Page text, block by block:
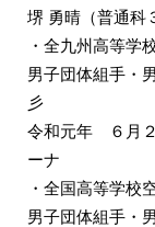
堺 勇晴（普通科
・全九州高等学
男子団体組手
彡
令和元年 ６月
ーナ
・全国高等学校
男子団体組手